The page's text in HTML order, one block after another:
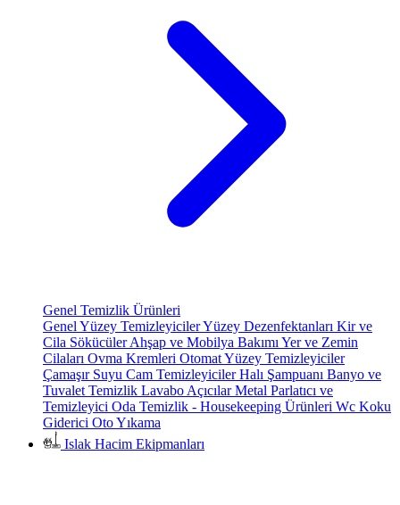
Genel Temizlik Ürünleri
Genel Yüzey TemizleyicilerYüzey Dezenfektanları Kir ve
Cila SökücülerAhşap ve Mobilya Bakımı Yer ve Zemin
Cilaları Ovma Kremleri Otomat Yüzey Temizleyiciler
Çamaşır Suyu Cam TemizleyicilerHalı Şampuanı Banyo ve
Tuvalet Temizlik Lavabo AçıcılarMetal Parlatıcı ve
Temizleyici Oda Temizlik - Housekeeping Ürünleri Wc Koku
Giderici Oto Yıkama
Islak Hacim Ekipmanları